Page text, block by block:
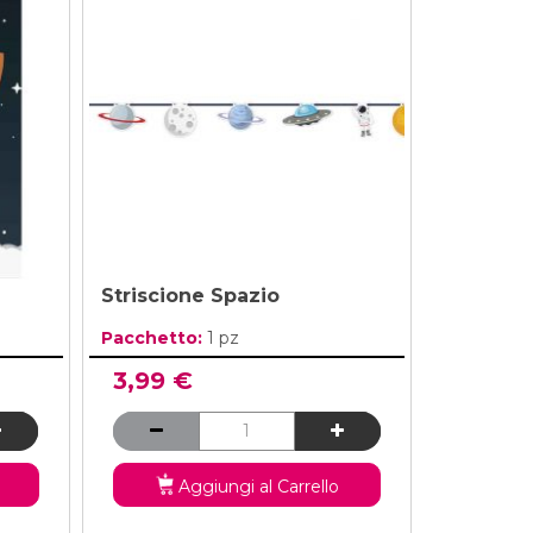
e Orso
Carosello
Patrol
Rosa
Blu
Compleanno 10 Anni
Costumi Gladiatore
Striscione Spazio
Pacchetto: 1 pz
3,99 €
Aggiungi al Carrello